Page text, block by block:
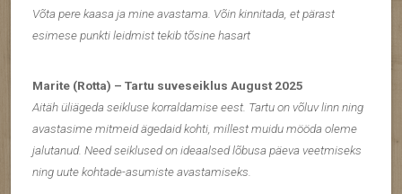
Võta pere kaasa ja mine avastama. Võin kinnitada, et pärast
esimese punkti leidmist tekib tõsine hasart
Marite (Rotta) – Tartu suveseiklus August 2025
Aitäh üliägeda seikluse korraldamise eest. Tartu on võluv linn ning
avastasime mitmeid ägedaid kohti, millest muidu mööda oleme
jalutanud. Need seiklused on ideaalsed lõbusa päeva veetmiseks
ning uute kohtade-asumiste avastamiseks.